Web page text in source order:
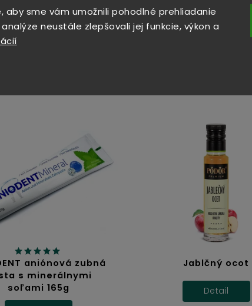
aby sme vám umožnili pohodlné prehliadanie
neustále zlepšovali jej funkcie, výkon a
na vonkajšie použitie. Neaplikujte na poranenú alebo
sa kontaktu s očami; pri zasiahnutí vypláchnite vodou.
mimo dosahu detí.
aniónová zubná
minerálnymi
165g
Jablčný ocot